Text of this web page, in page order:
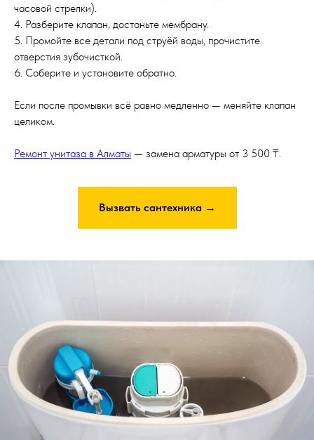
часовой стрелки).
4. Разберите клапан, достаньте мембрану.
5. Промойте все детали под струёй воды, прочистите
отверстия зубочисткой.
6. Соберите и установите обратно.
Если после промывки всё равно медленно — меняйте клапан
целиком.
Ремонт унитаза в Алматы — замена арматуры от 3 500 ₸.
Вызвать сантехника →